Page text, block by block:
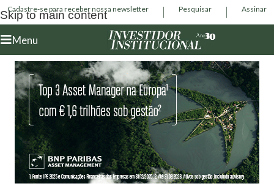
Skip to main content
Cadastre-se para receber nossa newsletter Pesquisar Assinar
Menu